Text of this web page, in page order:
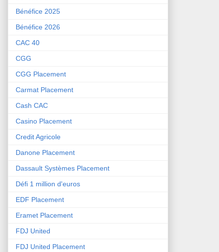
Bénéfice 2025
Bénéfice 2026
CAC 40
CGG
CGG Placement
Carmat Placement
Cash CAC
Casino Placement
Credit Agricole
Danone Placement
Dassault Systèmes Placement
Défi 1 million d'euros
EDF Placement
Eramet Placement
FDJ United
FDJ United Placement